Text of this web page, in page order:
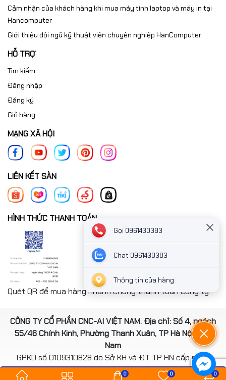
Cảm nhận của khách hàng khi mua máy tính laptop và máy in tại
Hancomputer
Giới thiệu đội ngũ kỹ thuật viên chuyên nghiệp HanComputer
HỖ TRỢ
Tìm kiếm
Đăng nhập
Đăng ký
Giỏ hàng
MẠNG XÃ HỘI
LIÊN KẾT SÀN
HÌNH THỨC THANH TOÁN
Quét QR để mua hàng nhanh chóng thanh toán công ty
CÔNG TY CỔ PHẦN CNC-AI VIỆT NAM. Địa chỉ: Số 4, ngách
55/46 Chính Kinh, Phường Thanh Xuân, TP Hà Nội, Việt
Nam
GPKD số 0109310828 do Sở KH và ĐT TP HN cấp ngày
14/08/2020
0 0 0
Gọi 0961430383
Chat 0961430383
Thông tin cửa hàng